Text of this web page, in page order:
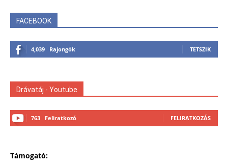
FACEBOOK
4,039 Rajongók TETSZIK
Drávatáj - Youtube
763 Feliratkozó FELIRATKOZÁS
Támogató: